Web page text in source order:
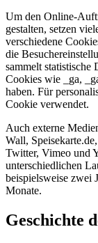
Um den Online-
gestalten, setzen
verschiedene
die
sammelt statistische
Cookies wie _ga,
haben. Für
Cookie verwendet.
Auch externe
Wall,
Twitter, Vimeo und
unterschiedlichen
beispielsweise zwei
Monate.
Geschichte